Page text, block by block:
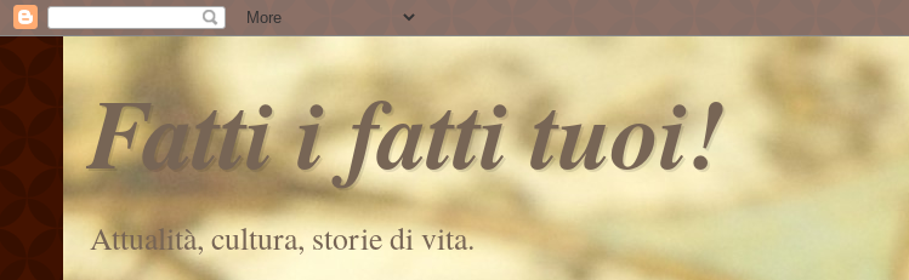
Fatti i fatti tuoi!
Attualità, cultura, storie di vita.